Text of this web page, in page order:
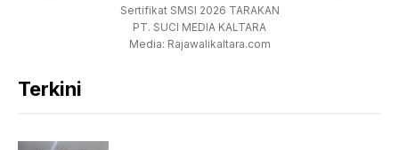
Sertifikat SMSI 2026 TARAKAN
PT. SUCI MEDIA KALTARA
Media: Rajawalikaltara.com
Terkini